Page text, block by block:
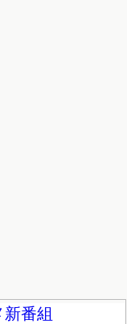
番組